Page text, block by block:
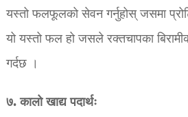
यस्तो फलफूलको सेवन गर्नुहोस् जसमा
यो यस्तो फल हो जसले रक्तचापका
गर्दछ ।
७. कालो खाद्य पदार्थः